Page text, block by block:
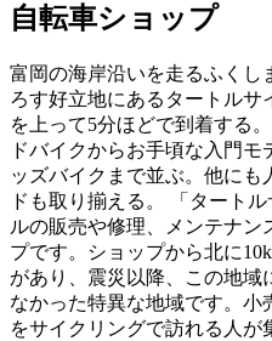
自転車ショップ
富岡の海岸沿いを走るふくし
ろす好立地にあるタートルサ
を上って5分ほどで到着する
ドバイクからお手頃な入門
ッズバイクまで並ぶ。他に
ドも取り揃える。 「タート
ルの販売や修理、メンテナン
プです。ショップから北に
があり、震災以降、この地域
なかった特異な地域です。小
をサイクリングで訪れる人が